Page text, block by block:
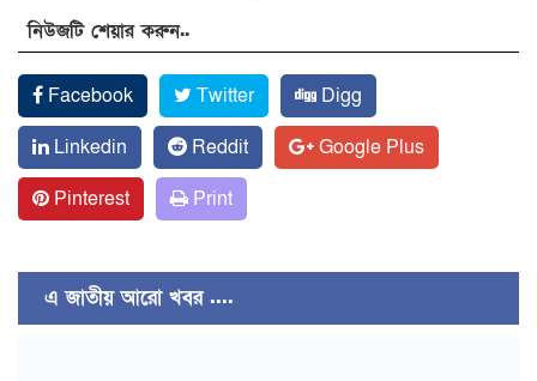
নিউজটি শেয়ার করুন..
Facebook Twitter
Digg
Linkedin
Reddit
Google Plus
Pinterest
Print
এ জাতীয় আরো খবর ....